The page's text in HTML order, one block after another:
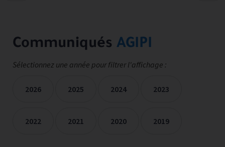
Communiqués AGIPI
Sélectionnez une année pour filtrer l'affichage :
2026 2025 2024 2023
2022 2021 2020 2019